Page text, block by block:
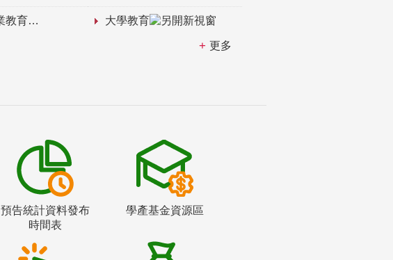
教育 大學教育
更多
預告統計資料發布
時間表
學產基金資源區